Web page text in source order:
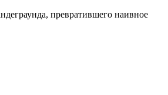
превратившего наивное